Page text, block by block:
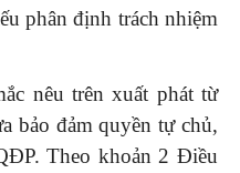
phân định trách nhiệm
nêu trên xuất phát từ
bảo đảm quyền tự chủ,
Theo khoản 2 Điều